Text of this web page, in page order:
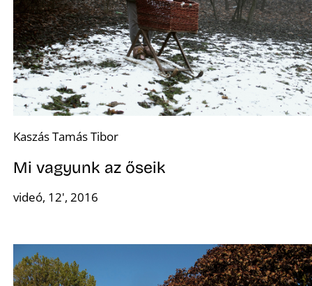
Kaszás Tamás Tibor
Mi vagyunk az őseik
videó, 12', 2016